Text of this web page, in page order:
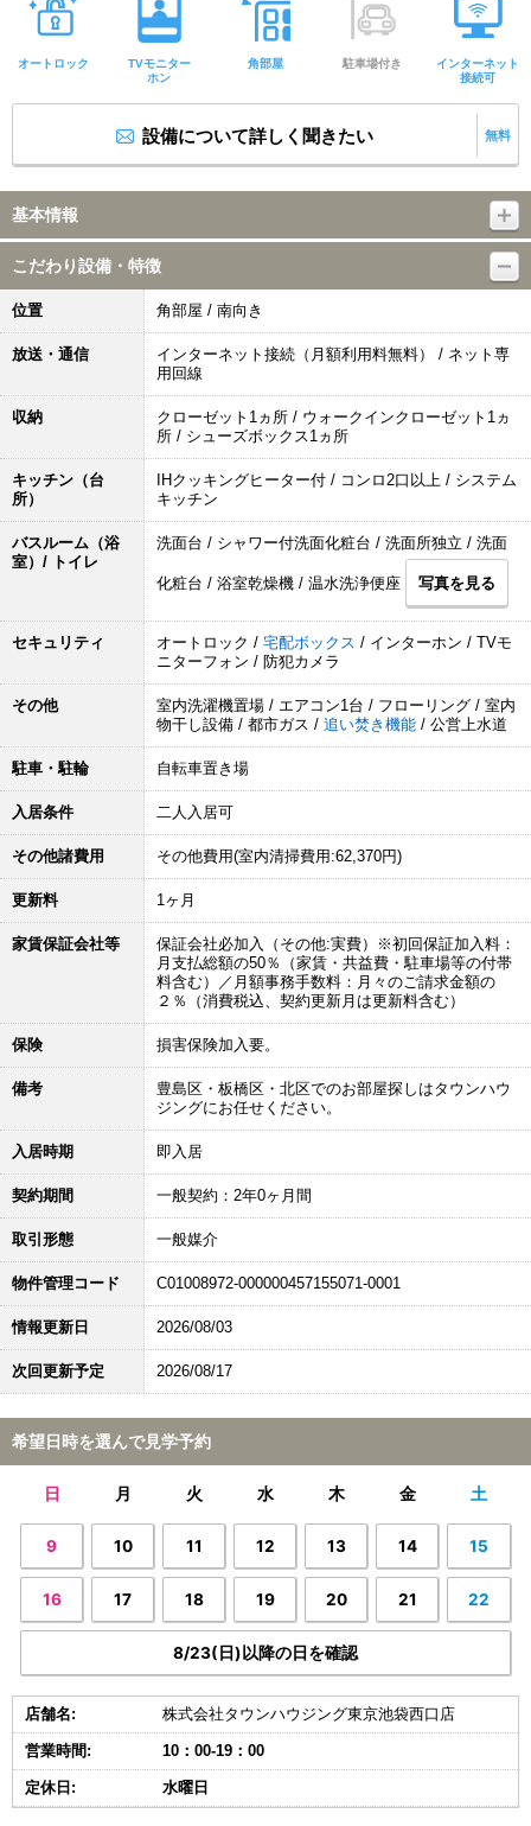
オートロック
TVモニター
ホン
角部屋 駐車場付き
インターネット
接続可
設備について詳しく聞きたい 無料
基本情報
こだわり設備・特徴
位置 角部屋 / 南向き
放送・通信
インターネット接続（月額利用料無料） / ネット専
用回線
収納
クローゼット1ヵ所 / ウォークインクローゼット1ヵ
所 / シューズボックス1ヵ所
キッチン（台
所）
IHクッキングヒーター付 / コンロ2口以上 / システム
キッチン
バスルーム（浴
室）/ トイレ
洗面台 / シャワー付洗面化粧台 / 洗面所独立 / 洗面
化粧台 / 浴室乾燥機 / 温水洗浄便座 写真を見る
セキュリティ オートロック / 宅配ボックス / インターホン / TVモ
ニターフォン / 防犯カメラ
その他
室内洗濯機置場 / エアコン1台 / フローリング / 室内
物干し設備 / 都市ガス / 追い焚き機能 / 公営上水道
駐車・駐輪 自転車置き場
入居条件 二人入居可
その他諸費用 その他費用(室内清掃費用:62,370円)
更新料 1ヶ月
家賃保証会社等
保証会社必加入（その他:実費）※初回保証加入料：
月支払総額の50％（家賃・共益費・駐車場等の付帯
料含む）／月額事務手数料：月々のご請求金額の
２％（消費税込、契約更新月は更新料含む）
保険 損害保険加入要。
備考
豊島区・板橋区・北区でのお部屋探しはタウンハウ
ジングにお任せください。
入居時期 即入居
契約期間 一般契約：2年0ヶ月間
取引形態 一般媒介
物件管理コード C01008972-000000457155071-0001
情報更新日 2026/08/03
次回更新予定 2026/08/17
希望日時を選んで見学予約
日 月 火 水 木 金 土
9 10 11 12 13 14 15
16 17 18 19 20 21 22
8/23(日)以降の日を確認
店舗名: 株式会社タウンハウジング東京池袋西口店
営業時間: 10：00-19：00
定休日: 水曜日